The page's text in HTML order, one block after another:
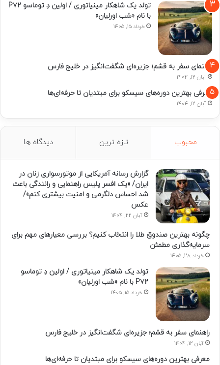
تولد یک شاهکار مینیاتوری / اولین دِ توماسو P۷۲
با نام «شب اورلیان»
خرداد 15, 1405
راهنمای سفر به قشم؛ جزیره‌ای شگفت‌انگیز در خلیج فارس
آبان 12, 1404
معرفی بهترین دوره‌های سیسکو برای مبتدیان تا حرفه‌ای‌ها
آبان 12, 1404
محبوب تازه ترین دیدگاه ها
گزارش رسانه آمریکایی از موتورسواری زنان در
ایران/ «یک افسر پلیس راهنمایی و رانندگی باعث
شد احساس دلگرمی و امنیت بیشتری کنم»/
عکس
آبان 22, 1404
چگونه بهترین صندوق طلا را انتخاب کنیم؟ بررسی معیارهای مهم برای
سرمایه‌گذاری مطمئن
خرداد 28, 1405
تولد یک شاهکار مینیاتوری / اولین دِ توماسو
P۷۲ با نام «شب اورلیان»
خرداد 15, 1405
راهنمای سفر به قشم؛ جزیره‌ای شگفت‌انگیز در خلیج فارس
آبان 12, 1404
معرفی بهترین دوره‌های سیسکو برای مبتدیان تا حرفه‌ای‌ها